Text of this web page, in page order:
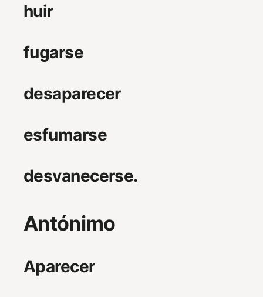
huir
fugarse
desaparecer
esfumarse
desvanecerse.
Antónimo
Aparecer